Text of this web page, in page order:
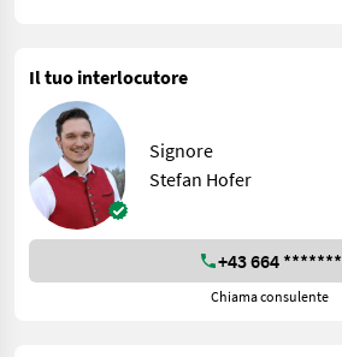
Il tuo interlocutore
Signore
Stefan Hofer
+43 664 *******
Chiama consulente